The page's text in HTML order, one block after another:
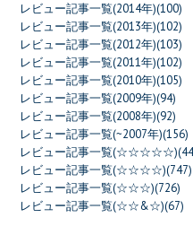
レビュー記事一覧(2014年)(100)
レビュー記事一覧(2013年)(102)
レビュー記事一覧(2012年)(103)
レビュー記事一覧(2011年)(102)
レビュー記事一覧(2010年)(105)
レビュー記事一覧(2009年)(94)
レビュー記事一覧(2008年)(92)
レビュー記事一覧(~2007年)(156)
レビュー記事一覧
レビュー記事一覧(☆☆☆☆)(747)
レビュー記事一覧(☆☆☆)(726)
レビュー記事一覧(☆☆&☆)(67)